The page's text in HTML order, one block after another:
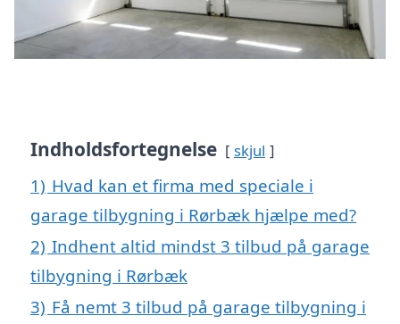
Indholdsfortegnelse skjul
1) Hvad kan et firma med speciale i
garage tilbygning i Rørbæk hjælpe med?
2) Indhent altid mindst 3 tilbud på garage
tilbygning i Rørbæk
3) Få nemt 3 tilbud på garage tilbygning i